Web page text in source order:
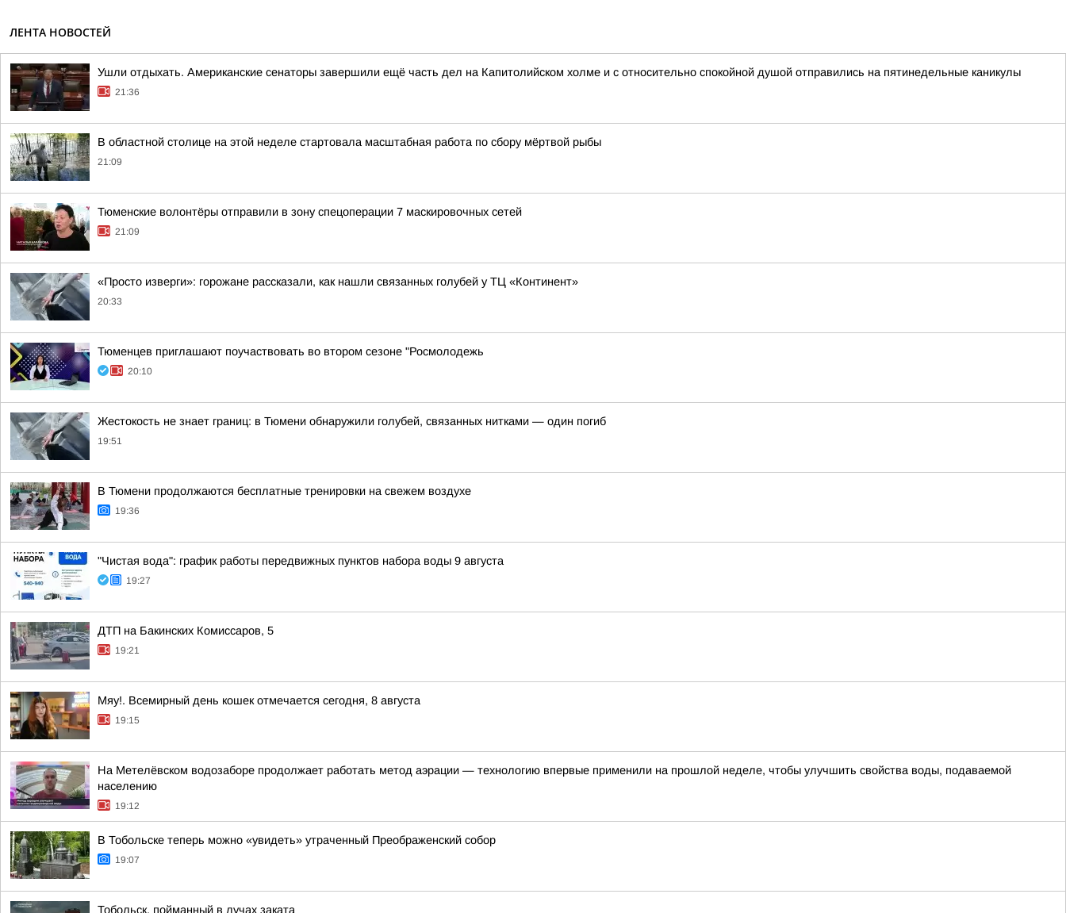
ЛЕНТА НОВОСТЕЙ
Ушли отдыхать. Американские сенаторы завершили ещё часть дел на Капитолийском холме и с относительно спокойной душой отправились на пятинедельные каникулы
21:36
В областной столице на этой неделе стартовала масштабная работа по сбору мёртвой рыбы
21:09
Тюменские волонтёры отправили в зону спецоперации 7 маскировочных сетей
21:09
«Просто изверги»: горожане рассказали, как нашли связанных голубей у ТЦ «Континент»
20:33
Тюменцев приглашают поучаствовать во втором сезоне "Росмолодежь
20:10
Жестокость не знает границ: в Тюмени обнаружили голубей, связанных нитками — один погиб
19:51
В Тюмени продолжаются бесплатные тренировки на свежем воздухе
19:36
"Чистая вода": график работы передвижных пунктов набора воды 9 августа
19:27
ДТП на Бакинских Комиссаров, 5
19:21
Мяу!. Всемирный день кошек отмечается сегодня, 8 августа
19:15
На Метелёвском водозаборе продолжает работать метод аэрации — технологию впервые применили на прошлой неделе, чтобы улучшить свойства воды, подаваемой
населению
19:12
В Тобольске теперь можно «увидеть» утраченный Преображенский собор
19:07
Тобольск, пойманный в лучах заката